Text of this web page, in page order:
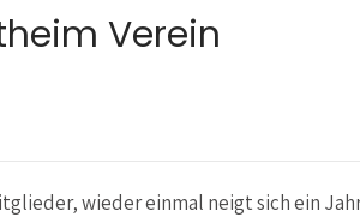
Verein
wieder einmal neigt sich ein